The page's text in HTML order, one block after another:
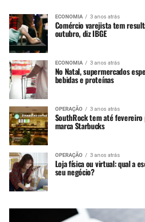
ECONOMIA 3 anos atrás
Comércio varejista tem
outubro, diz IBGE
ECONOMIA 3 anos atrás
No Natal, supermercados
bebidas e proteínas
OPERAÇÃO 3 anos atrás
SouthRock tem até fevereiro
marca Starbucks
OPERAÇÃO 3 anos atrás
Loja física ou virtual: qual a
seu negócio?